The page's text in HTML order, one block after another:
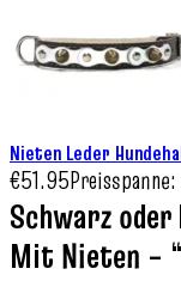
Nieten Leder
€51.95
Schwarz oder
Mit Nieten –